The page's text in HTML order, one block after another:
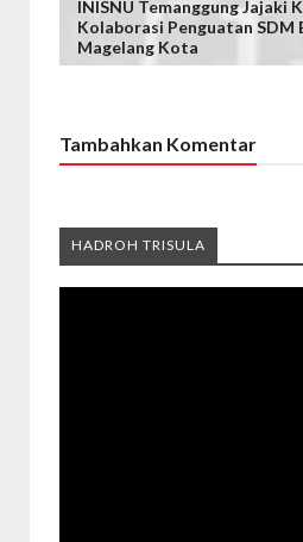
INISNU Temanggung Jajaki
Kolaborasi Penguatan SDM
Magelang Kota
Tambahkan Komentar
HADROH TRISULA